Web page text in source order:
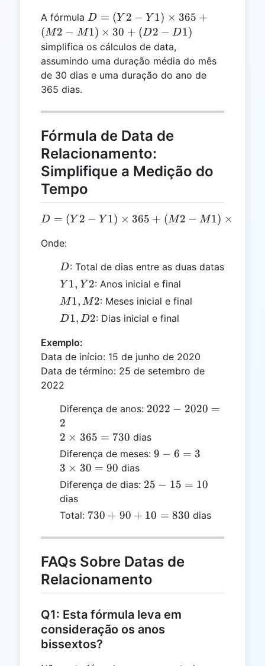
A fórmula D =
(Y2 -
Y1)
\times
365 +
\times
(D2 -
D1)
D = (Y 2 − Y 1) × 365 +
(M2 − M1) × 30 + (D2 − D1)
simplifica os cálculos de data,
assumindo uma duração média do mês
de 30 dias e uma duração do ano de
365 dias.
Fórmula de Data de
Relacionamento:
Simplifique a Medição do
Tempo
D = (Y2 - Y1) \times 365
D = (Y 2 − Y 1) × 365 + (M2 − M1) ×
Onde:
D
D: Total de dias entre as duas datas
Y1,
Y2
Y 1, Y 2: Anos inicial e final
M1,
M2
M1, M2: Meses inicial e final
D1,
D1, D2: Dias inicial e final
Exemplo:
Data de início: 15 de junho de 2020
Data de término: 25 de setembro de
2022
Diferença de anos: 2022
2020
= 2
2022 − 2020 =
2
2
\times
365 =
730
2 × 365 = 730 dias
Diferença de meses: 9
6
9 − 6 = 3
3
\times
30 =
3 × 30 = 90 dias
Diferença de dias: 25
15
10
25 − 15 = 10
dias
Total: 730
90
+
10
=
830
730 + 90 + 10 = 830 dias
FAQs Sobre Datas de
Relacionamento
Q1: Esta fórmula leva em
consideração os anos
bissextos?